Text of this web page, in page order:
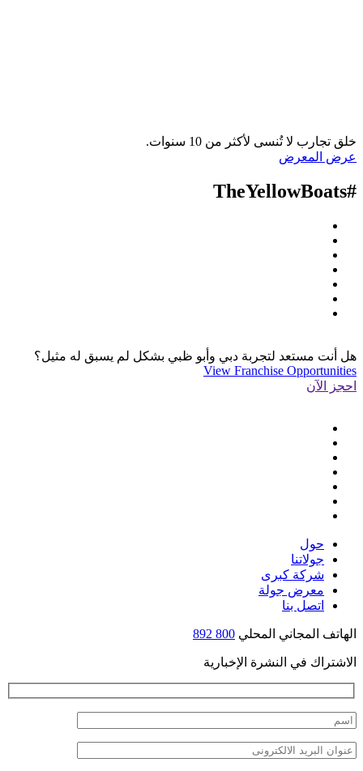
خلق تجارب لا تُنسى لأكثر من 10 سنوات.
عرض المعرض
#TheYellowBoats
هل أنت مستعد لتجربة دبي وأبو ظبي بشكل لم يسبق له مثيل؟
View Franchise Opportunities
احجز الآن
حول
جولاتنا
شركة كبرى
معرض جولة
اتصل بنا
الهاتف المجاني المحلي 800 892
الاشتراك في النشرة الإخبارية